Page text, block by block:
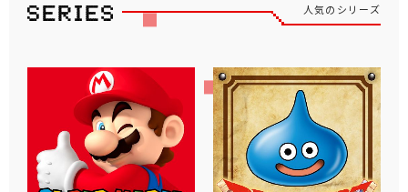
人気のシリーズ